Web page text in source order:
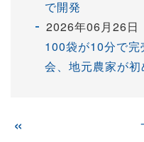
で開発
2026年06月26日
100袋が10分で
会、地元農家が
«